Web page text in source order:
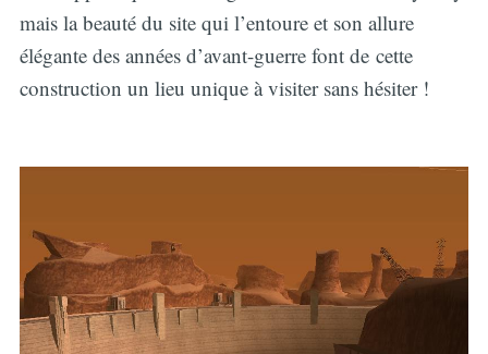
mais la beauté du site qui l’entoure et son allure
élégante des années d’avant-guerre font de cette
construction un lieu unique à visiter sans hésiter !